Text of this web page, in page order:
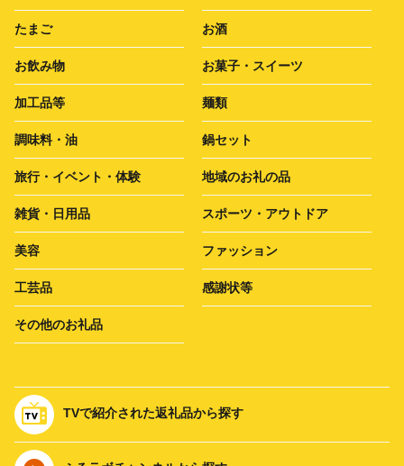
たまご お酒
お飲み物 お菓子・スイーツ
加工品等 麺類
調味料・油 鍋セット
旅行・イベント・体験 地域のお礼の品
雑貨・日用品 スポーツ・アウトドア
美容 ファッション
工芸品 感謝状等
その他のお礼品
TVで紹介された返礼品から探す